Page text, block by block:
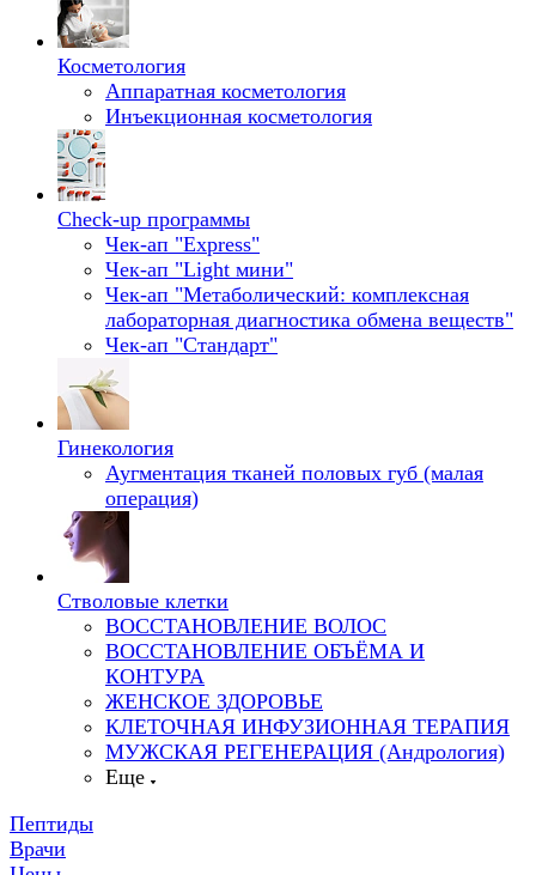
Косметология
Аппаратная косметология
Инъекционная косметология
Check-up программы
Чек-ап "Express"
Чек-ап "Light мини"
Чек-ап "Метаболический: комплексная
лабораторная диагностика обмена веществ"
Чек-ап "Стандарт"
Гинекология
Аугментация тканей половых губ (малая
операция)
Стволовые клетки
ВОССТАНОВЛЕНИЕ ВОЛОС
ВОССТАНОВЛЕНИЕ ОБЪЁМА И
КОНТУРА
ЖЕНСКОЕ ЗДОРОВЬЕ
КЛЕТОЧНАЯ ИНФУЗИОННАЯ ТЕРАПИЯ
МУЖСКАЯ РЕГЕНЕРАЦИЯ (Андрология)
Еще
Пептиды
Врачи